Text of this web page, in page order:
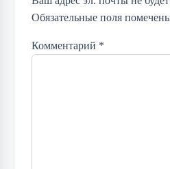
Обязательные поля
Комментарий *